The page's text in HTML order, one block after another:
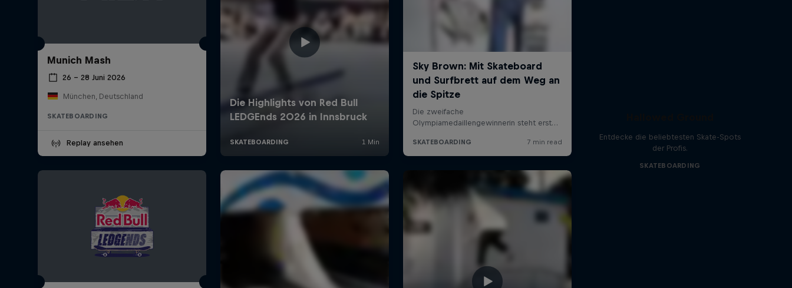
Munich Mash
26 – 28 Juni 2026
München, Deutschland
SKATEBOARDING
Replay ansehen
Entdecke die beliebtesten Skate-Spots
der Profis.
SKATEBOARDING